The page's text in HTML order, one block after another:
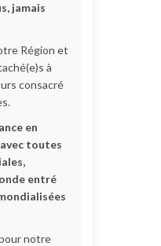
jamais
Région et
à
consacré
en
toutes
entré
notre